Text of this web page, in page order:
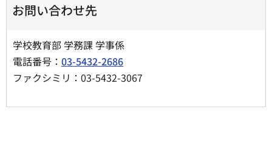
お問い合わせ先
学校教育部 学務課 学事係
電話番号： 03-5432-2686
ファクシミリ：03-5432-3067